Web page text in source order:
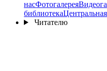
насФотогалерея
библиотека
Читателю